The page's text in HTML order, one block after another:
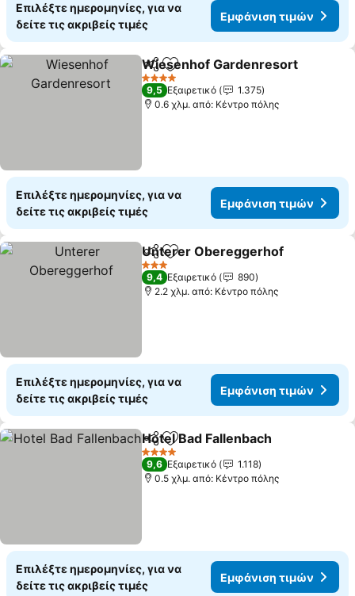
Επιλέξτε ημερομηνίες, για να
δείτε τις ακριβείς τιμές
Εμφάνιση τιμών
Κοινοποίηση
Προσθήκη στα αγαπημένα
Wiesenhof Gardenresort
4 Αστέρια
9,5 Εξαιρετικό
1.375
0.6 χλμ. από: Κέντρο πόλης
Επιλέξτε ημερομηνίες, για να
δείτε τις ακριβείς τιμές
Εμφάνιση τιμών
Κοινοποίηση
Προσθήκη στα αγαπημένα
Unterer Obereggerhof
3 Αστέρια
9,4 Εξαιρετικό
890
2.2 χλμ. από: Κέντρο πόλης
Επιλέξτε ημερομηνίες, για να
δείτε τις ακριβείς τιμές
Εμφάνιση τιμών
Κοινοποίηση
Προσθήκη στα αγαπημένα
Hotel Bad Fallenbach
4 Αστέρια
9,6 Εξαιρετικό
1.118
0.5 χλμ. από: Κέντρο πόλης
Επιλέξτε ημερομηνίες, για να
δείτε τις ακριβείς τιμές
Εμφάνιση τιμών